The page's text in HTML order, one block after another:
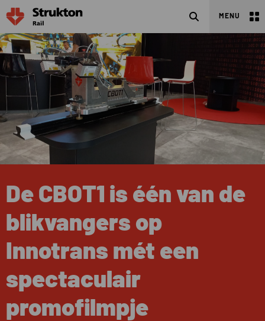
SearchMENU
De CBOT1 is één van de
blikvangers op
Innotrans mét een
spectaculair
promofilmpje